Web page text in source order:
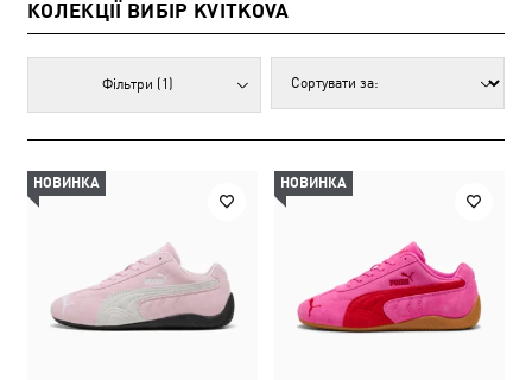
КОЛЕКЦІЇ ВИБІР KVITKOVA
Фільтри (1)
НОВИНКА НОВИНКА